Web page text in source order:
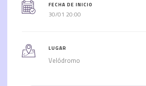
FECHA DE INICIO
30/01 20:00
LUGAR
Velódromo